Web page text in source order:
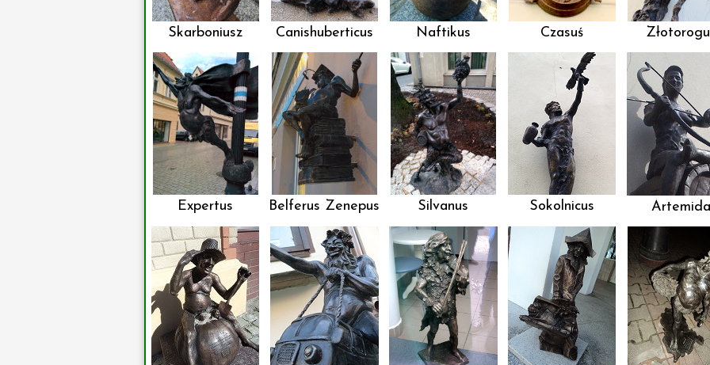
Skarboniusz Canishuberticus Naftikus Czasuś
Expertus Belferus Zenepus Silvanus Sokolnicus Artemida